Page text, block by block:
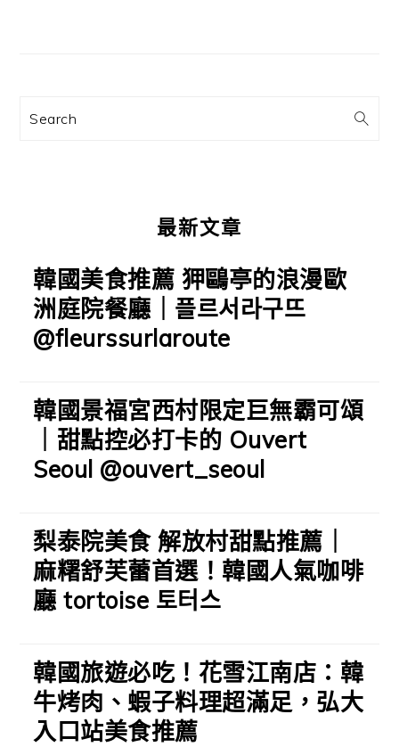
訊
Search
最新文章
韓國美食推薦 狎鷗亭的浪漫歐
洲庭院餐廳｜플르서라구뜨
@fleurssurlaroute
韓國景福宮西村限定巨無霸可頌
｜甜點控必打卡的 Ouvert
Seoul @ouvert_seoul
梨泰院美食 解放村甜點推薦｜
麻糬舒芙蕾首選！韓國人氣咖啡
廳 tortoise 토터스
韓國旅遊必吃！花雪江南店：韓
牛烤肉、蝦子料理超滿足，弘大
入口站美食推薦